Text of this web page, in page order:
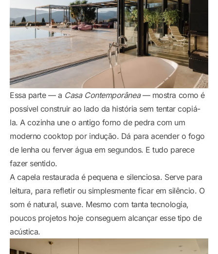
Essa parte — a Casa Contemporânea— mostra como é
possível construir ao lado da história sem tentar copiá-
la. A cozinha une o antigo forno de pedra com um
moderno cooktop por indução. Dá para acender o fogo
de lenha ou ferver água em segundos. E tudo parece
fazer sentido.
A capela restaurada é pequena e silenciosa. Serve para
leitura, para refletir ou simplesmente ficar em silêncio. O
som é natural, suave. Mesmo com tanta tecnologia,
poucos projetos hoje conseguem alcançar esse tipo de
acústica.